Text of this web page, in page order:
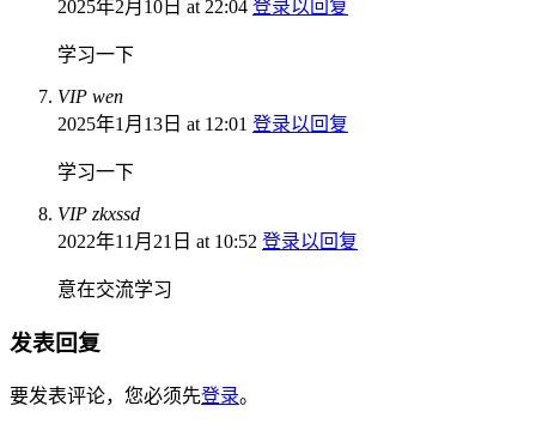
2025年2月10日 at 22:04 登录以回复
学习一下
VIP wen
2025年1月13日 at 12:01 登录以回复
学习一下
VIP zkxssd
2022年11月21日 at 10:52 登录以回复
意在交流学习
发表回复
要发表评论，您必须先登录。